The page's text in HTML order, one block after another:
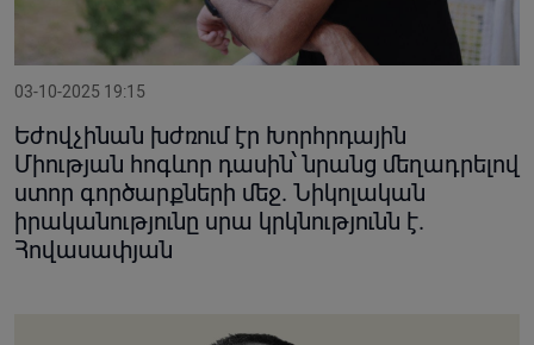
03-10-2025 19:15
Եժովչինան խժռում էր Խորհրդային
Միության հոգևոր դասին՝ նրանց մեղադրելով
ստոր գործարքների մեջ. Նիկոլական
իրականությունը սրա կրկնությունն է.
Հովասափյան